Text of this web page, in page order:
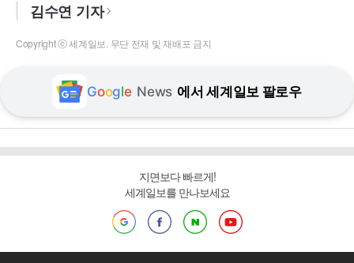
김수연 기자
Copyright ⓒ 세계일보. 무단 전재 및 재배포 금지
Google News 에서 세계일보 팔로우
지면보다 빠르게!
세계일보를 만나보세요